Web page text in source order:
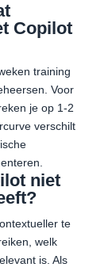
Copilot
training
Voor
je op 1-2
verschilt
niet
te
welk
is. Als